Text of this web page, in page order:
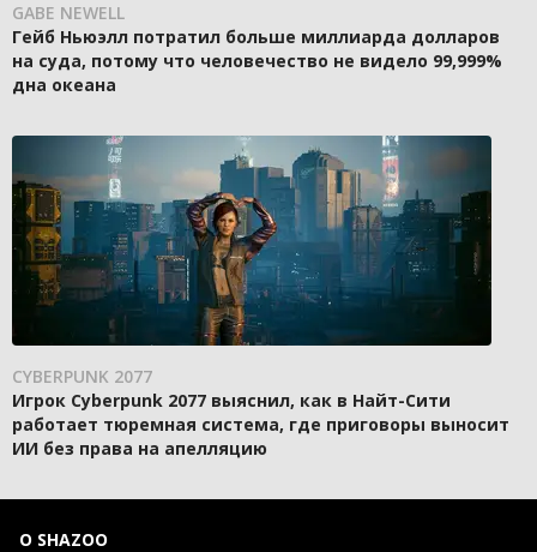
GABE NEWELL
Гейб Ньюэлл потратил больше миллиарда долларов
на суда, потому что человечество не видело 99,999%
дна океана
CYBERPUNK 2077
Игрок Cyberpunk 2077 выяснил, как в Найт-Сити
работает тюремная система, где приговоры выносит
ИИ без права на апелляцию
О SHAZOO